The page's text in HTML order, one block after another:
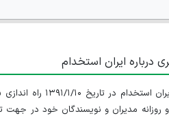
درباره ایران استخدام
سایت ایران استخدام در
روزانه مدیران و نویسندگان خود در جهت